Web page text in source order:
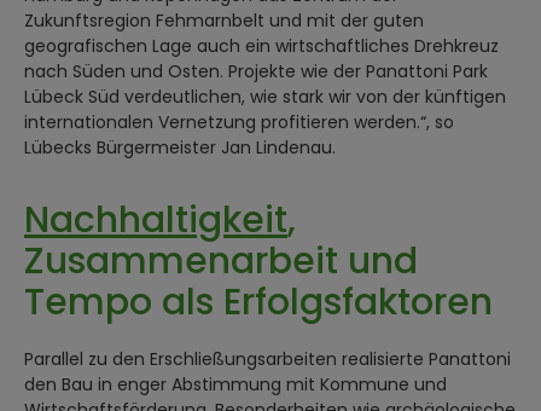
Zukunftsregion Fehmarnbelt und mit der guten
geografischen Lage auch ein wirtschaftliches Drehkreuz
nach Süden und Osten. Projekte wie der Panattoni Park
Lübeck Süd verdeutlichen, wie stark wir von der künftigen
internationalen Vernetzung profitieren werden.“, so
Lübecks Bürgermeister Jan Lindenau.
Nachhaltigkeit,
Zusammenarbeit und
Tempo als Erfolgsfaktoren
Parallel zu den Erschließungsarbeiten realisierte Panattoni
den Bau in enger Abstimmung mit Kommune und